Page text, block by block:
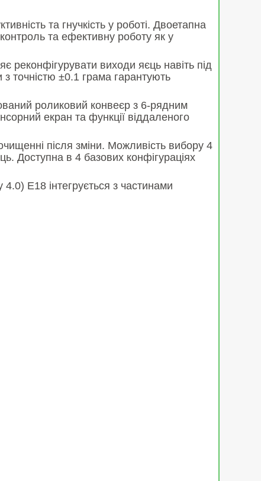
та гнучкість у роботі. Двоетапна
та ефективну роботу як у
виходи яєць навіть під
точністю ±0.1 грама гарантують
роликовий конвеєр з 6-рядним
екран та функції віддаленого
після зміни. Можливість вибору 4
Доступна в 4 базових конфігураціях
E18 інтегрується з частинами